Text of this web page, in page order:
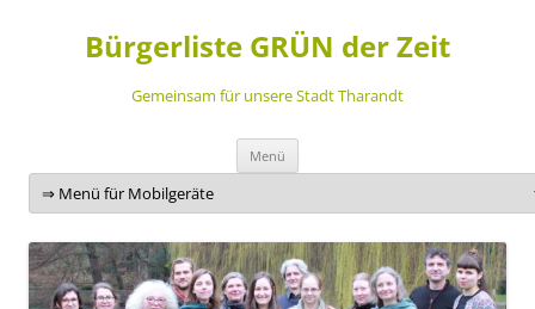
Bürgerliste GRÜN der Zeit
Gemeinsam für unsere Stadt Tharandt
Menü
springen